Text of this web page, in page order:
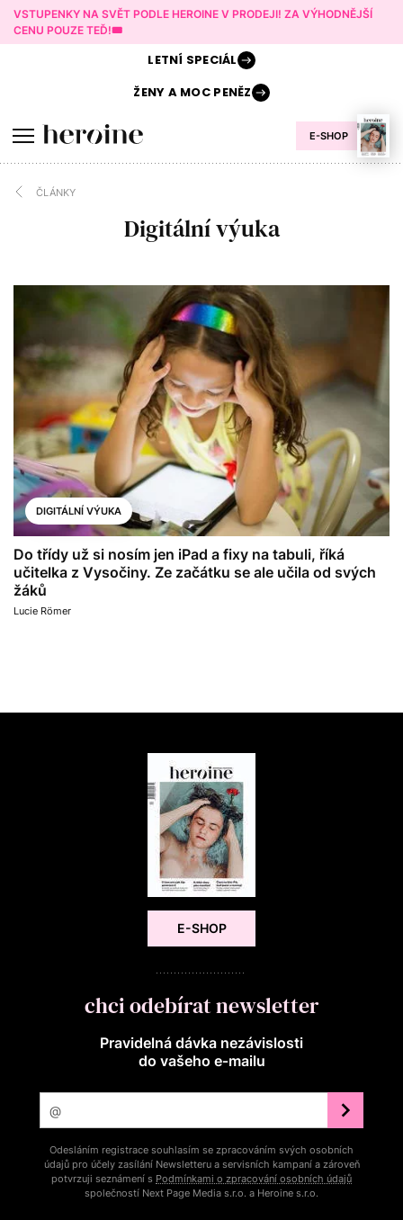
VSTUPENKY NA SVĚT PODLE HEROINE V PRODEJI! ZA VÝHODNĚJŠÍ
CENU POUZE TEĎ!🎟️
E-SHOP
LETNÍ SPECIÁL
ŽENY AMOC PENĚZ
ČLÁNKY
Digitální výuka
DIGITÁLNÍ VÝUKA
Do třídy už si nosím jen iPad a fixy na tabuli, říká
učitelka z Vysočiny. Ze začátku se ale učila od svých
žáků
Lucie Römer
E-SHOP
chci odebírat newsletter
Pravidelná dávka nezávislosti
do vašeho e‑mailu
Odesláním registrace souhlasím se zpracováním svých osobních
údajů pro účely zasílání Newsletteru a servisních kampaní a zároveň
potvrzuji seznámení s Podmínkami o zpracování osobních údajů
společností Next Page Media s.r.o. a Heroine s.r.o.